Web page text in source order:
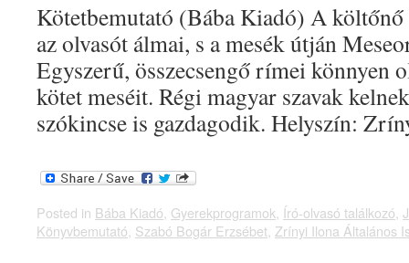
Kötetbemutató (Bába Kiadó) A
az olvasót álmai, s a mesék útján
Egyszerű, összecsengő rímei könnyen
kötet meséit. Régi magyar szavak
szókincse is gazdagodik. Helyszín:
Posted in Bába Kiadó, Gyerekprogramok, Író-olvasó találkozó,
Könyvbemutató, Szabó Bogár Erzsébet, Zrínyi Ilona Általános